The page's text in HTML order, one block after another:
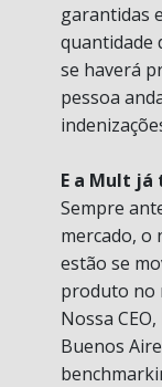
garantidas
quantidade
se haverá
pessoa
E a Mult já
Sempre
mercado, o
estão se
produto no
Nossa CEO,
Buenos